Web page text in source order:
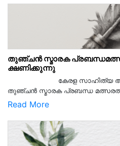
തുഞ്ചൻ സ്മാരക
ക്ഷണിക്കുന്നു
കേരള സാഹിത്യ
തുഞ്ചൻ സ്മാരക പ്രബന്ധ
Read More